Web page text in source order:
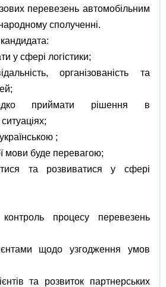
перевезень автомобільним
сполученні.
у сфері логістики;
організованість та
приймати рішення в
;
мови буде перевагою;
та розвиватися у сфері
процесу перевезень
щодо узгодження умов
та розвиток партнерських